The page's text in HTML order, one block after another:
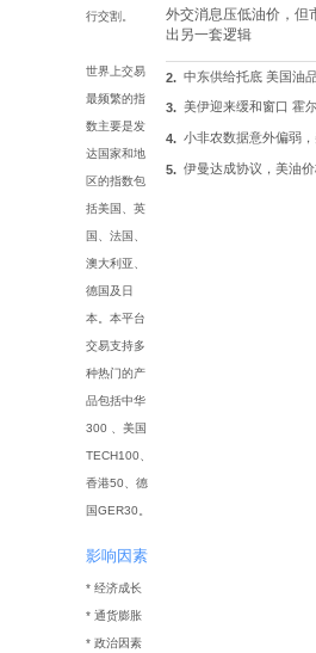
行交割。
世界上交易
最频繁的指
数主要是发
达国家和地
区的指数包
括美国、英
国、法国、
澳大利亚、
德国及日
本。本平台
交易支持多
种热门的产
品包括中华
300 、美国
TECH100、
香港50、德
国GER30。
影响因素
* 经济成长
* 通货膨胀
* 政治因素
外交消息压低油价，但
出另一套逻辑
2.
3. 美伊迎来缓和窗口 霍
4. 小非农数据意外偏弱
5. 伊曼达成协议，美油